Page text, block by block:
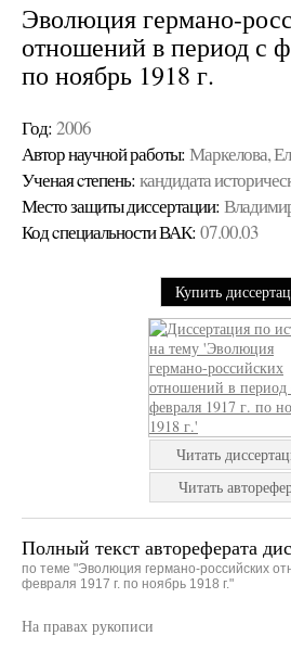
Эволюция германо-
отношений в период с
по ноябрь 1918 г.
Год: 2006
Автор научной работы: Маркелова,
Ученая cтепень: кандидата
Место защиты диссертации:
Код cпециальности ВАК: 07.00.03
Купить
Читать
Читать
Полный текст автореферата
по теме "Эволюция германо-российских
февраля 1917 г. по ноябрь 1918 г."
На правах рукописи